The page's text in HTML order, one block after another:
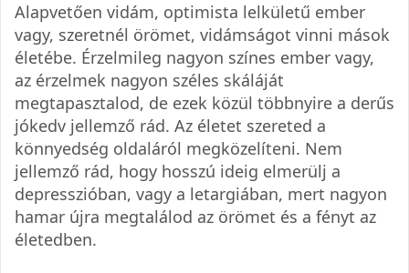
Alapvetően vidám, optimista lelkületű ember
vagy, szeretnél örömet, vidámságot vinni mások
életébe. Érzelmileg nagyon színes ember vagy,
az érzelmek nagyon széles skáláját
megtapasztalod, de ezek közül többnyire a derűs
jókedv jellemző rád. Az életet szereted a
könnyedség oldaláról megközelíteni. Nem
jellemző rád, hogy hosszú ideig elmerülj a
depresszióban, vagy a letargiában, mert nagyon
hamar újra megtalálod az örömet és a fényt az
életedben.